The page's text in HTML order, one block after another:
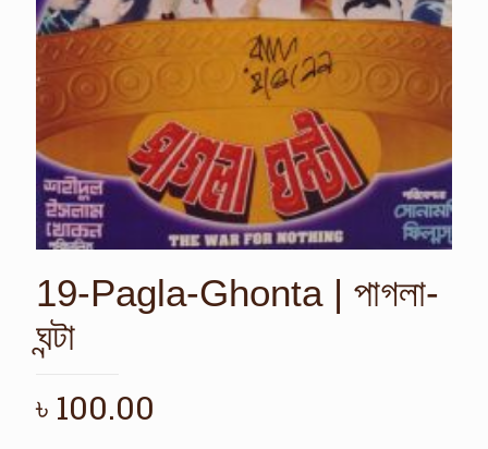
19-Pagla-Ghonta | পাগলা-
ঘন্টা
৳ 100.00